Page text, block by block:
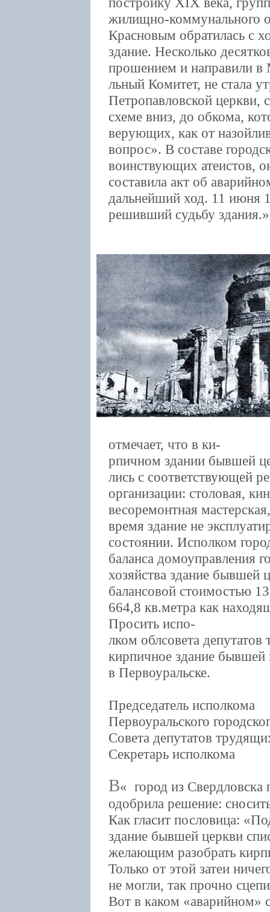
жилищно-коммунального
Красновым обратилась с
здание. Несколько
прошением и направили в
льный Комитет, не стала
Петропавловской церкви,
схеме вниз, до обкома,
верующих, как от
вопрос». В составе
воинствующих атеистов,
составила акт об
дальнейший ход. 11 июня
решивший судьбу здания.
отмечает, что в ки-
рпичном здании бывшей
лись с соответствующей
организации: столовая,
весоремонтная
время здание не
состоянии. Исполком
баланса домоуправления
хозяйства здание бывшей
балансовой стоимостью
664,8 кв.метра как
Просить испо-
лком облсовета
кирпичное здание бывшей
в Первоуральске.
Председатель исполкома
Первоуральского
Совета депутатов
Секретарь
В
город из Свердловска
одобрила решение:
Как гласит пословица:
здание бывшей церкви
желающим разобрать
Только от этой затеи
не могли, так прочно
Вот в каком «аварийном»